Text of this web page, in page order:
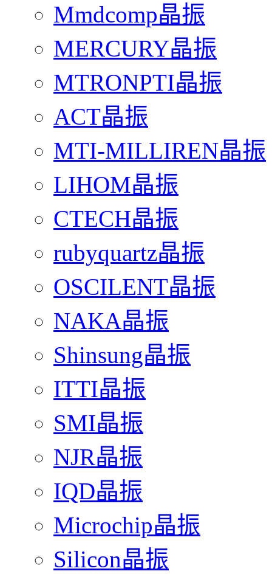
Mmdcomp晶振
MERCURY晶振
MTRONPTI晶振
ACT晶振
MTI-MILLIREN晶振
LIHOM晶振
CTECH晶振
rubyquartz晶振
OSCILENT晶振
NAKA晶振
Shinsung晶振
ITTI晶振
SMI晶振
NJR晶振
IQD晶振
Microchip晶振
Silicon晶振